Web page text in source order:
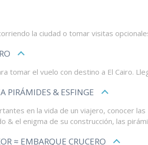
la ciudad o tomar visitas
tomar el vuelo con destino a El Cairo.
PIRÁMIDES & ESFINGE
en la vida de un viajero, conocer
& el enigma de su construcción, las
≈ EMBARQUE CRUCERO